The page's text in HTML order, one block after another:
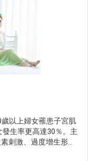
以上婦女罹患子宮肌
生率更高達30％。主
刺激、過度增生形成
定期追蹤即可。